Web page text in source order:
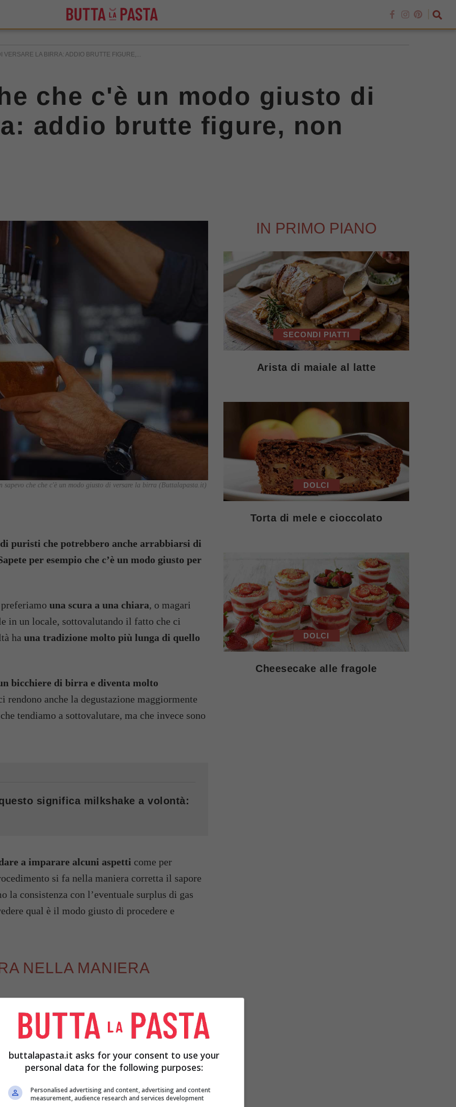
LA BIRRA: ADDIO BRUTTE FIGURE,...
che c'è un modo giusto di
addio brutte figure, non
sapevo che che c'è un modo giusto di versare la birra (Buttalapasta.it)
puristi che potrebbero anche arrabbiarsi di
per esempio che c’è un modo giusto per
una scura a una chiara, o magari
in un locale, sottovalutando il fatto che ci
ha una tradizione molto più lunga di quello
bicchiere di birra e diventa molto
rendono anche la degustazione maggiormente
tendiamo a sottovalutare, ma che invece sono
significa milkshake a volontà:
a imparare alcuni aspetti come per
si fa nella maniera corretta il sapore
la consistenza con l’eventuale surplus di gas
qual è il modo giusto di procedere e
NELLA MANIERA
poi questa viene versata dentro il nostro
seguire con grande attenzione
e che
birra stessa.
imparare a spillarla correttamente, ma cosa
ma un processo che richiede grande precisione
IN PRIMO PIANO
SECONDI PIATTI
Arista di maiale al latte
DOLCI
Torta di mele e cioccolato
DOLCI
Cheesecake alle fragole
buttalapasta.it asks for your consent to use your
personal data for the following purposes:
Personalised advertising and content, advertising and content
measurement, audience research and services development